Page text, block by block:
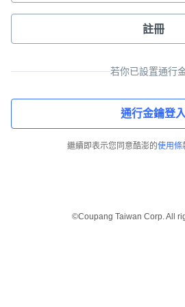
註冊
若你已設置通行
通行金鑰登入
繼續即表示您同意酷澎的使用條
©Coupang Taiwan Corp. All